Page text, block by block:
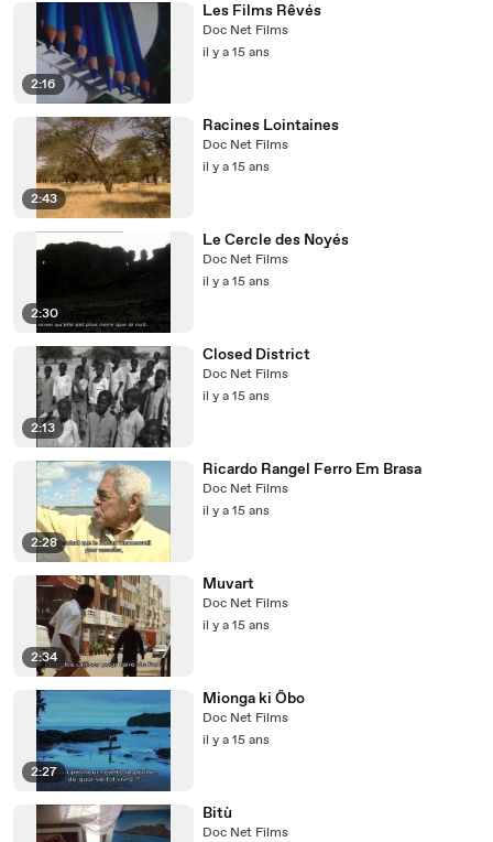
2:16
Les Films Rêvés
Doc Net Films
il y a 15 ans
2:43
Racines Lointaines
Doc Net Films
il y a 15 ans
2:30
Le Cercle des Noyés
Doc Net Films
il y a 15 ans
2:13
Closed District
Doc Net Films
il y a 15 ans
2:28
Ricardo Rangel Ferro Em Brasa
Doc Net Films
il y a 15 ans
2:34
Muvart
Doc Net Films
il y a 15 ans
2:27
Mionga ki Ôbo
Doc Net Films
il y a 15 ans
Bitù
Doc Net Films